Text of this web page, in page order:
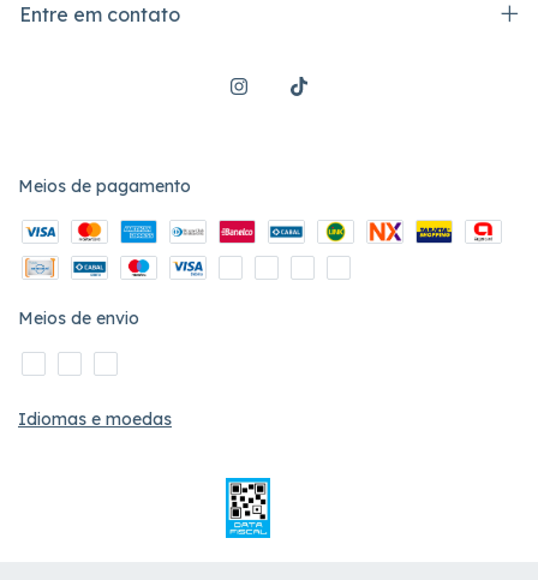
Entre em contato
Meios de pagamento
Meios de envio
Idiomas e moedas